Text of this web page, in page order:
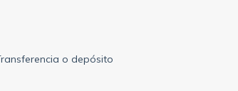
o depósito